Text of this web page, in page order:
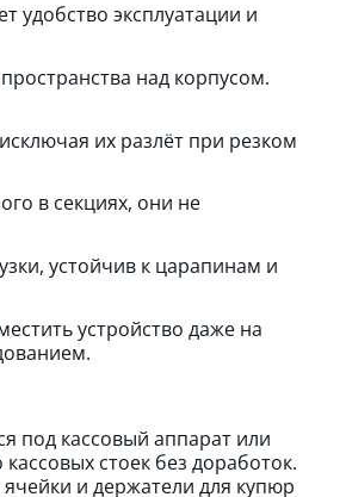
удобство эксплуатации и
над корпусом.
их разлёт при резком
в секциях, они не
устойчив к царапинам и
устройство даже на
под кассовый аппарат или
стоек без доработок.
и держатели для купюр